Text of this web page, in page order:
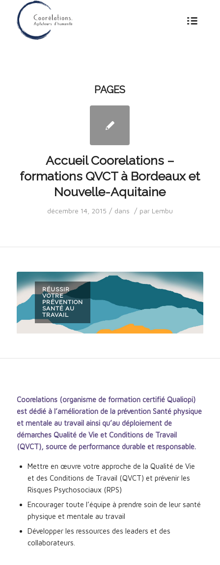
PAGES
Accueil Coorelations –
formations QVCT à Bordeaux et
Nouvelle-Aquitaine
décembre 14, 2015 / dans / par Lembu
RÉUSSIR
VOTRE
PRÉVENTION
SANTÉ AU
TRAVAIL
Coorelations (organisme de formation certifié Qualiopi)
est dédié à l’amélioration de la prévention Santé physique
et mentale au travail ainsi qu’au déploiement de
démarches Qualité de Vie et Conditions de Travail
(QVCT), source de performance durable et responsable.
Mettre en œuvre votre approche de la Qualité de Vie
et des Conditions de Travail (QVCT) et prévenir les
Risques Psychosociaux (RPS)
Encourager toute l’équipe à prendre soin de leur santé
physique et mentale au travail
Développer les ressources des leaders et des
collaborateurs.